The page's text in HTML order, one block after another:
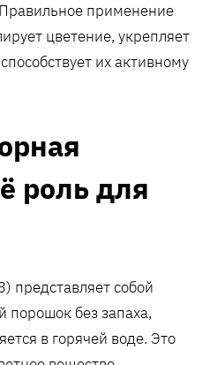
применение
цветение, укрепляет
их активному
роль для
представляет собой
порошок без запаха,
в горячей воде. Это